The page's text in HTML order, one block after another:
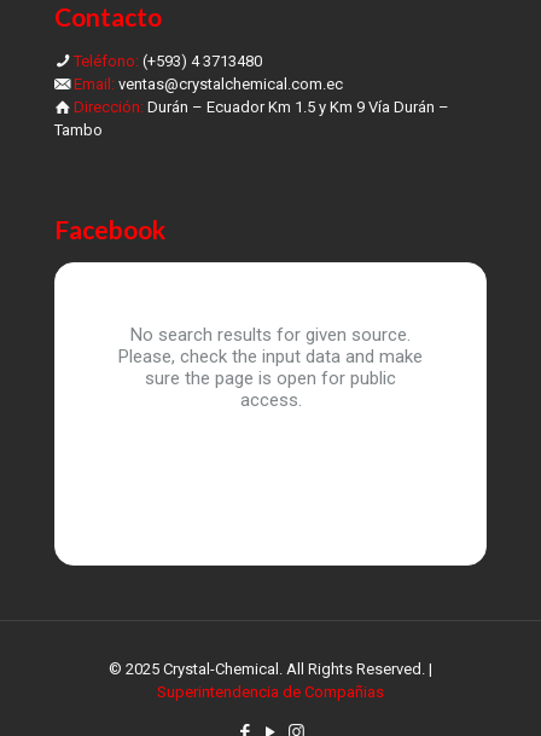
Contacto
Teléfono: (+593) 4 3713480
Email: ventas@crystalchemical.com.ec
Dirección: Durán – Ecuador Km 1.5 y Km 9 Vía Durán –
Tambo
Facebook
No search results for given source.
Please, check the input data and make
sure the page is open for public
access.
© 2025 Crystal-Chemical. All Rights Reserved. |
Superintendencia de Compañias